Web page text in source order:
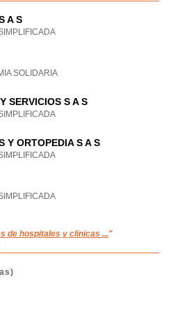
A S
SOLIDARIA
SERVICIOS S A S
Y ORTOPEDIA S A S
de hospitales y clinicas ..."